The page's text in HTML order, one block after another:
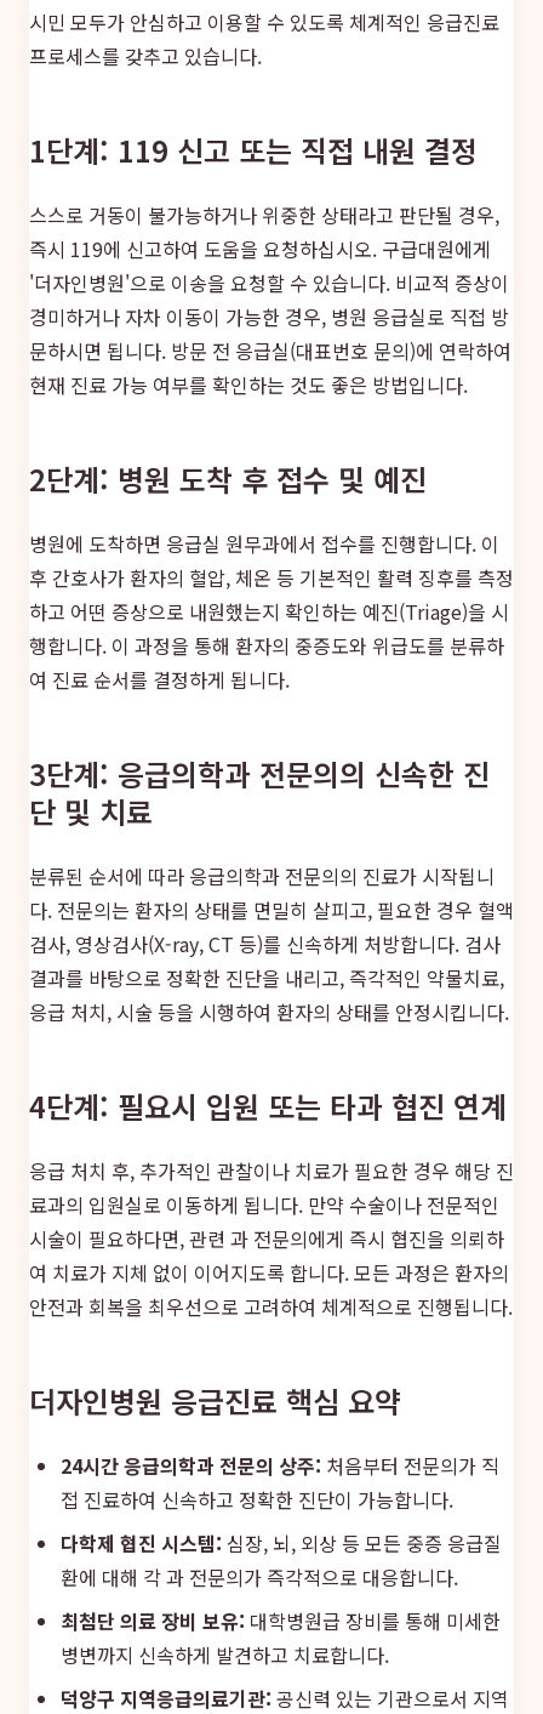
시민 모두가 안심하고 이용할 수 있도록 체계적인 응급진료
프로세스를 갖추고 있습니다.
1단계: 119 신고 또는 직접 내원 결정
스스로 거동이 불가능하거나 위중한 상태라고 판단될 경우,
즉시 119에 신고하여 도움을 요청하십시오. 구급대원에게
'더자인병원'으로 이송을 요청할 수 있습니다. 비교적 증상이
경미하거나 자차 이동이 가능한 경우, 병원 응급실로 직접 방
문하시면 됩니다. 방문 전 응급실(대표번호 문의)에 연락하여
현재 진료 가능 여부를 확인하는 것도 좋은 방법입니다.
2단계: 병원 도착 후 접수 및 예진
병원에 도착하면 응급실 원무과에서 접수를 진행합니다. 이
후 간호사가 환자의 혈압, 체온 등 기본적인 활력 징후를 측정
하고 어떤 증상으로 내원했는지 확인하는 예진(Triage)을 시
행합니다. 이 과정을 통해 환자의 중증도와 위급도를 분류하
여 진료 순서를 결정하게 됩니다.
3단계: 응급의학과 전문의의 신속한 진
단 및 치료
분류된 순서에 따라 응급의학과 전문의의 진료가 시작됩니
다. 전문의는 환자의 상태를 면밀히 살피고, 필요한 경우 혈액
검사, 영상검사(X-ray, CT 등)를 신속하게 처방합니다. 검사
결과를 바탕으로 정확한 진단을 내리고, 즉각적인 약물치료,
응급 처치, 시술 등을 시행하여 환자의 상태를 안정시킵니다.
4단계: 필요시 입원 또는 타과 협진 연계
응급 처치 후, 추가적인 관찰이나 치료가 필요한 경우 해당 진
료과의 입원실로 이동하게 됩니다. 만약 수술이나 전문적인
시술이 필요하다면, 관련 과 전문의에게 즉시 협진을 의뢰하
여 치료가 지체 없이 이어지도록 합니다. 모든 과정은 환자의
안전과 회복을 최우선으로 고려하여 체계적으로 진행됩니다.
더자인병원 응급진료 핵심 요약
24시간 응급의학과 전문의 상주: 처음부터 전문의가 직
접 진료하여 신속하고 정확한 진단이 가능합니다.
다학제 협진 시스템: 심장, 뇌, 외상 등 모든 중증 응급질
환에 대해 각 과 전문의가 즉각적으로 대응합니다.
최첨단 의료 장비 보유: 대학병원급 장비를 통해 미세한
병변까지 신속하게 발견하고 치료합니다.
덕양구 지역응급의료기관: 공신력 있는 기관으로서 지역